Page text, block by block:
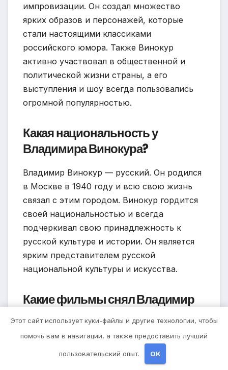
импровизации. Он создал множество
ярких образов и персонажей, которые
стали настоящими классиками
российского юмора. Также Винокур
активно участвовал в общественной и
политической жизни страны, а его
выступления и шоу всегда пользовались
огромной популярностью.
Какая национальность у
Владимира Винокура?
Владимир Винокур — русский. Он родился
в Москве в 1940 году и всю свою жизнь
связал с этим городом. Винокур гордится
своей национальностью и всегда
подчеркивал свою принадлежность к
русской культуре и истории. Он является
ярким представителем русской
национальной культуры и искусства.
Какие фильмы снял Владимир
Винокур?
Владимир Винокур снялся во множестве
фильмов, включая такие известные
картины, как «Ирония судьбы, или С
Этот сайт использует куки-файлы и другие технологии, чтобы
помочь вам в навигации, а также предоставить лучший
пользовательский опыт. OK